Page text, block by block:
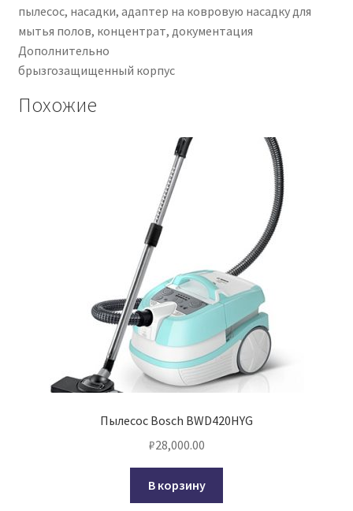
пылесос, насадки, адаптер на ковровую насадку для
мытья полов, концентрат, документация
Дополнительно
брызгозащищенный корпус
Похожие
Пылесос Bosch BWD420HYG
₽28,000.00
В корзину